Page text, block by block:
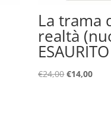
La trama
realtà
ESAURITO
€24,00Il
€14,00Il